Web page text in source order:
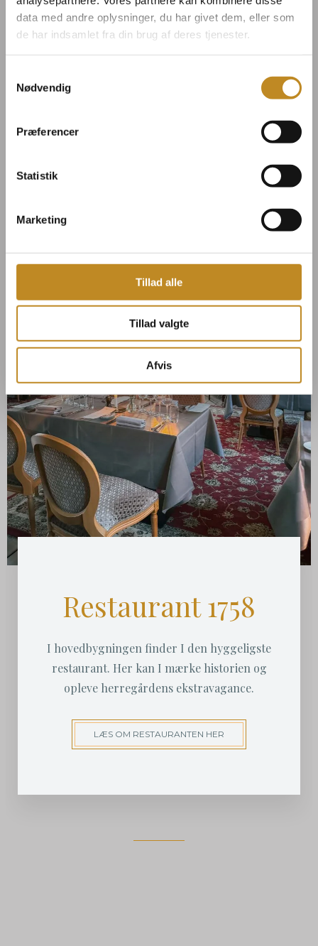
data med andre oplysninger, du har givet dem, eller som
de har indsamlet fra din brug af deres tjenester.
Nødvendig
Præferencer
Statistik
Marketing
Tillad alle
Tillad valgte
Afvis
til flere minder på Broløkke.
SE MENUKORT
Restaurant 1758
I hovedbygningen finder I den hyggeligste
restaurant. Her kan I mærke historien og
opleve herregårdens ekstravagance.
LÆS OM RESTAURANTEN HER